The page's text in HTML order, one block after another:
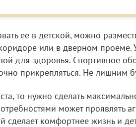
ее в детской, можно
или в дверном проеме.
для здоровья. Спортивное
прикрепляться. Не лишним
то нужно сделать
может проявлять
сделает комфортнее жизнь и